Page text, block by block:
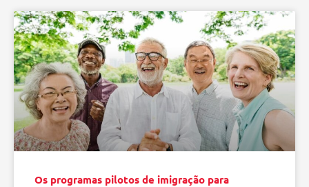
Os programas pilotos de imigração para